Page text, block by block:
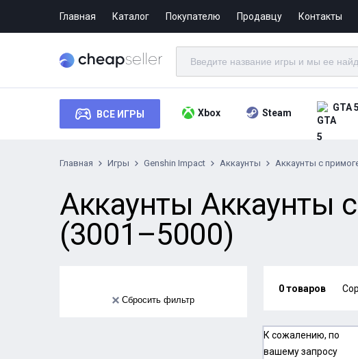
Главная Каталог Покупателю Продавцу Контакты
ВСЕ ИГРЫ Xbox Steam GTA 5
Главная Игры Genshin Impact Аккаунты Аккаунты с
Аккаунты Аккаунты
(3001–5000)
Сбросить фильтр
0 товаров
К сожалению, по
вашему запросу